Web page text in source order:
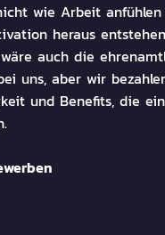
wie Arbeit
heraus
auch die
uns, aber wir
und Benefits, die